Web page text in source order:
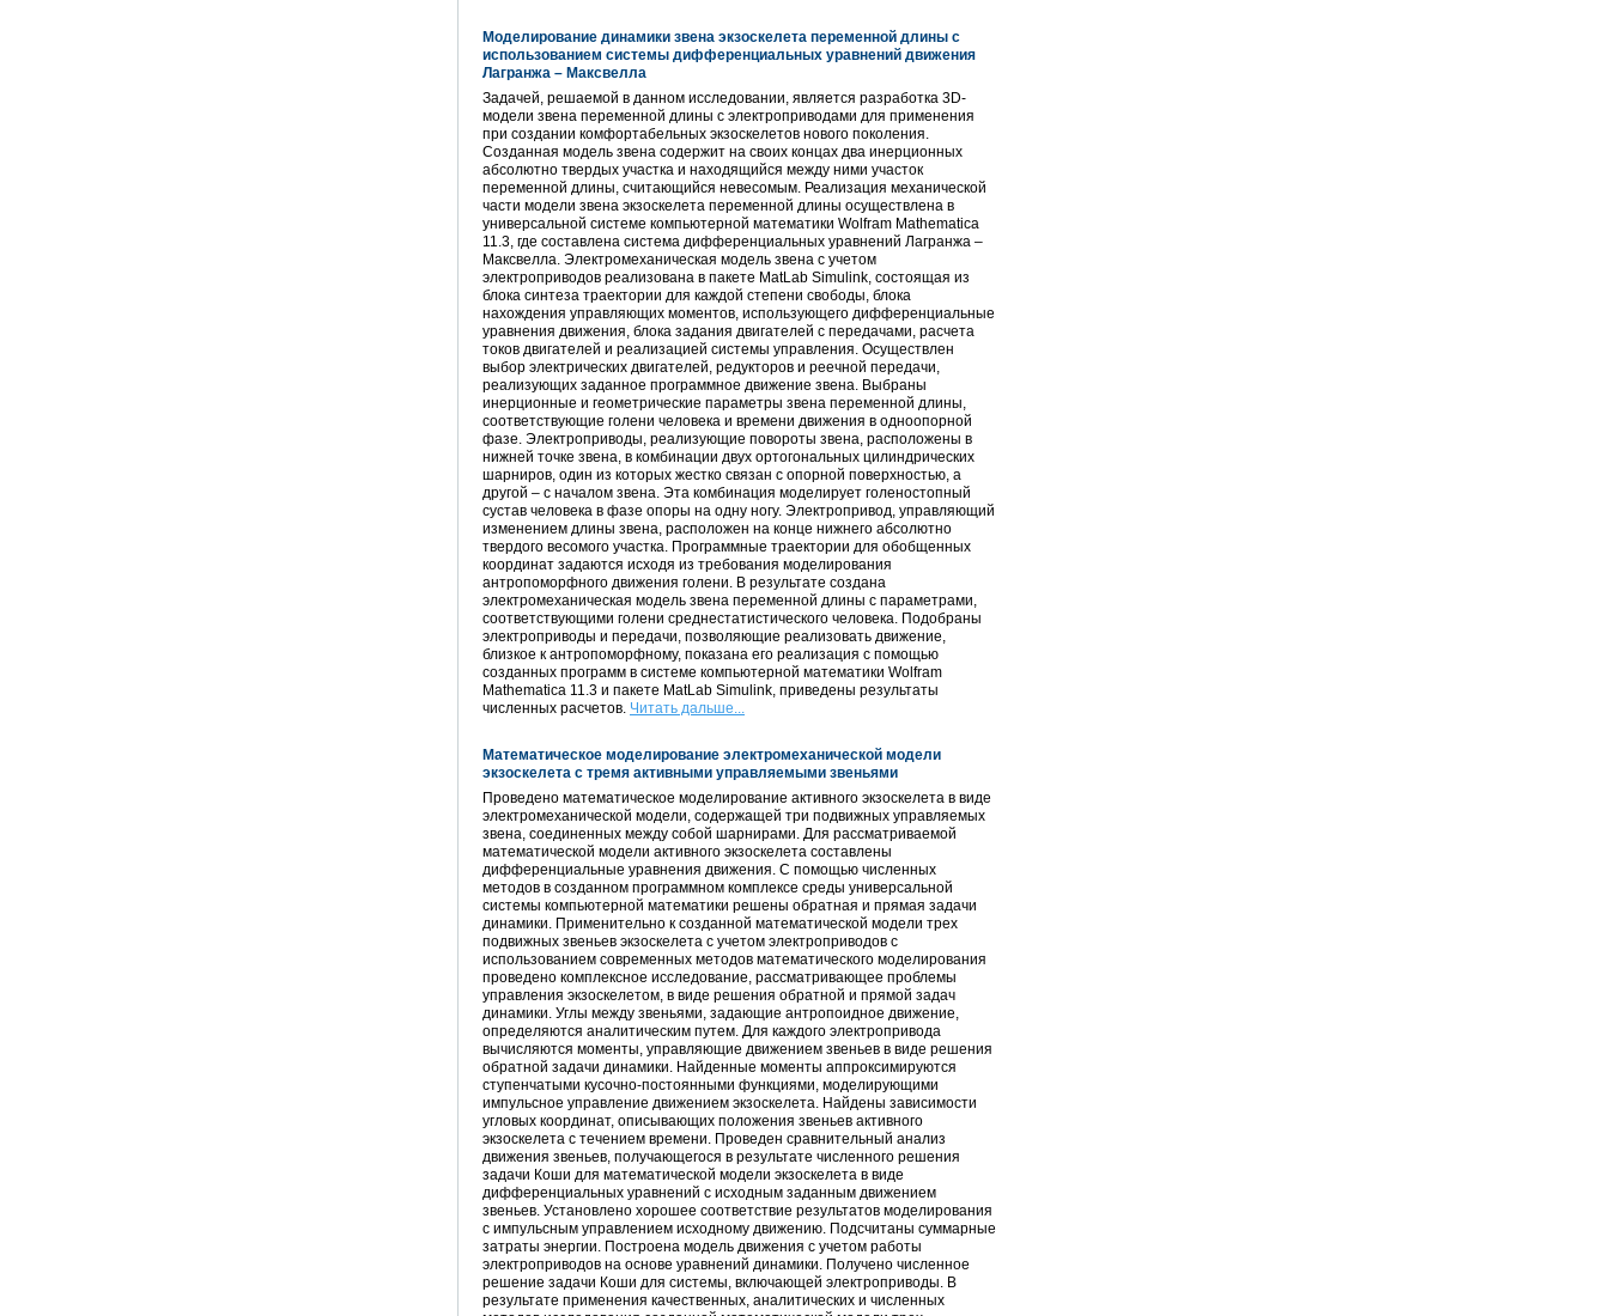
Моделирование динамики звена экзоскелета переменной длины с
использованием системы дифференциальных уравнений движения
Лагранжа – Максвелла
Задачей, решаемой в данном исследовании, является разработка 3D-
модели звена переменной длины с электроприводами для применения
при создании комфортабельных экзоскелетов нового поколения.
Созданная модель звена содержит на своих концах два инерционных
абсолютно твердых участка и находящийся между ними участок
переменной длины, считающийся невесомым. Реализация механической
части модели звена экзоскелета переменной длины осуществлена в
универсальной системе компьютерной математики Wolfram Mathematica
11.3, где составлена система дифференциальных уравнений Лагранжа –
Максвелла. Электромеханическая модель звена с учетом
электроприводов реализована в пакете MatLab Simulink, состоящая из
блока синтеза траектории для каждой степени свободы, блока
нахождения управляющих моментов, использующего дифференциальные
уравнения движения, блока задания двигателей с передачами, расчета
токов двигателей и реализацией системы управления. Осуществлен
выбор электрических двигателей, редукторов и реечной передачи,
реализующих заданное программное движение звена. Выбраны
инерционные и геометрические параметры звена переменной длины,
соответствующие голени человека и времени движения в одноопорной
фазе. Электроприводы, реализующие повороты звена, расположены в
нижней точке звена, в комбинации двух ортогональных цилиндрических
шарниров, один из которых жестко связан с опорной поверхностью, а
другой – с началом звена. Эта комбинация моделирует голеностопный
сустав человека в фазе опоры на одну ногу. Электропривод, управляющий
изменением длины звена, расположен на конце нижнего абсолютно
твердого весомого участка. Программные траектории для обобщенных
координат задаются исходя из требования моделирования
антропоморфного движения голени. В результате создана
электромеханическая модель звена переменной длины с параметрами,
соответствующими голени среднестатистического человека. Подобраны
электроприводы и передачи, позволяющие реализовать движение,
близкое к антропоморфному, показана его реализация с помощью
созданных программ в системе компьютерной математики Wolfram
Mathematica 11.3 и пакете MatLab Simulink, приведены результаты
численных расчетов. Читать дальше...
Математическое моделирование электромеханической модели
экзоскелета с тремя активными управляемыми звеньями
Проведено математическое моделирование активного экзоскелета в виде
электромеханической модели, содержащей три подвижных управляемых
звена, соединенных между собой шарнирами. Для рассматриваемой
математической модели активного экзоскелета составлены
дифференциальные уравнения движения. С помощью численных
методов в созданном программном комплексе среды универсальной
системы компьютерной математики решены обратная и прямая задачи
динамики. Применительно к созданной математической модели трех
подвижных звеньев экзоскелета с учетом электроприводов с
использованием современных методов математического моделирования
проведено комплексное исследование, рассматривающее проблемы
управления экзоскелетом, в виде решения обратной и прямой задач
динамики. Углы между звеньями, задающие антропоидное движение,
определяются аналитическим путем. Для каждого электропривода
вычисляются моменты, управляющие движением звеньев в виде решения
обратной задачи динамики. Найденные моменты аппроксимируются
ступенчатыми кусочно-постоянными функциями, моделирующими
импульсное управление движением экзоскелета. Найдены зависимости
угловых координат, описывающих положения звеньев активного
экзоскелета с течением времени. Проведен сравнительный анализ
движения звеньев, получающегося в результате численного решения
задачи Коши для математической модели экзоскелета в виде
дифференциальных уравнений с исходным заданным движением
звеньев. Установлено хорошее соответствие результатов моделирования
с импульсным управлением исходному движению. Подсчитаны суммарные
затраты энергии. Построена модель движения с учетом работы
электроприводов на основе уравнений динамики. Получено численное
решение задачи Коши для системы, включающей электроприводы. В
результате применения качественных, аналитических и численных